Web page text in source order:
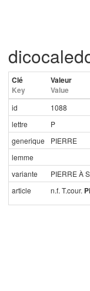
Clé
Key
Valeur
Value
id
1088
lettre
P
generique
PIERRE
lemme
variante
PIERRE À
article
n.f. T.cour.